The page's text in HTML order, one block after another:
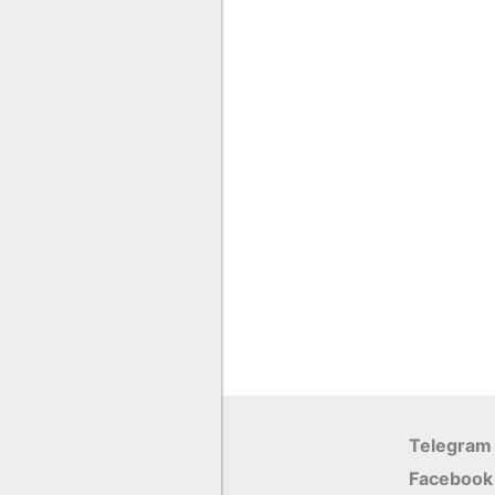
Telegram
Facebook